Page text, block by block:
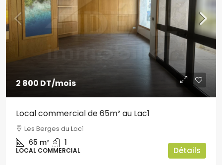
2 800 DT/mois
Local commercial de 65m² au Lac1
Les Berges du Lac1
65 m² 1
LOCAL COMMERCIAL Détails